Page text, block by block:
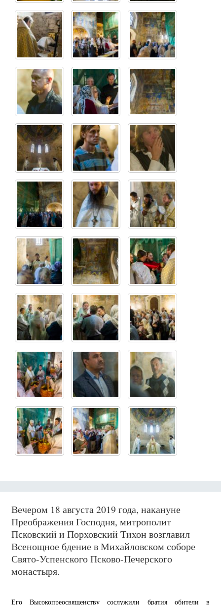
Вечером 18 августа 2019 года, накануне
Преображения Господня, митрополит
Псковский и Порховский Тихон возглавил
Всенощное бдение в Михайловском соборе
Свято-Успенского Псково-Печерского
монастыря.
Его Высокопреосвященству сослужили братия обители в